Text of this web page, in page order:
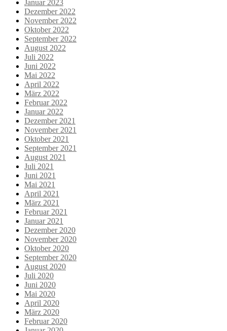
Januar 2023
Dezember 2022
November 2022
Oktober 2022
September 2022
August 2022
Juli 2022
Juni 2022
Mai 2022
April 2022
März 2022
Februar 2022
Januar 2022
Dezember 2021
November 2021
Oktober 2021
September 2021
August 2021
Juli 2021
Juni 2021
Mai 2021
April 2021
März 2021
Februar 2021
Januar 2021
Dezember 2020
November 2020
Oktober 2020
September 2020
August 2020
Juli 2020
Juni 2020
Mai 2020
April 2020
März 2020
Februar 2020